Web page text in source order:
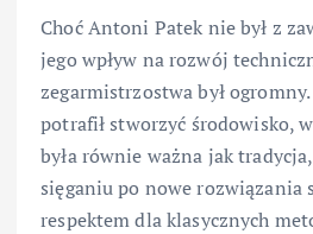
Choć Antoni Patek nie był z
jego wpływ na rozwój
zegarmistrzostwa był
potrafił stworzyć środowisko,
była równie ważna jak
sięganiu po nowe rozwiązania
respektem dla klasycznych